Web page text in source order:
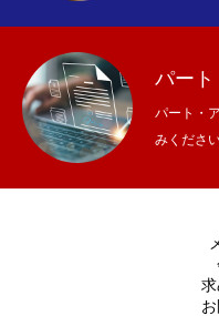
パー
パート・
みください